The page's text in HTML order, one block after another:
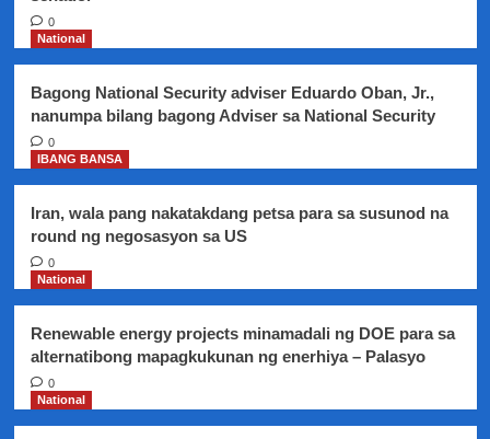
0
National
Bagong National Security adviser Eduardo Oban, Jr.,
nanumpa bilang bagong Adviser sa National Security
0
IBANG BANSA
Iran, wala pang nakatakdang petsa para sa susunod na
round ng negosasyon sa US
0
National
Renewable energy projects minamadali ng DOE para sa
alternatibong mapagkukunan ng enerhiya – Palasyo
0
National